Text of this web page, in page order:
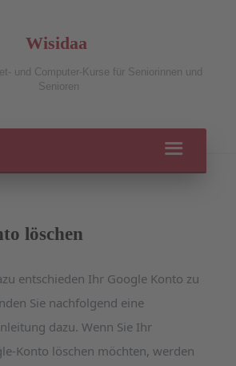
Wisidaa
und Computer-Kurse für Seniorinnen und
Senioren
löschen
entschieden Ihr Google Konto zu
Sie nachfolgend eine
dazu. Wenn Sie Ihr
Konto löschen möchten, werden